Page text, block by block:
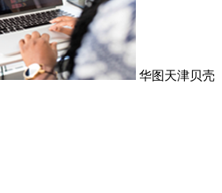
华图天津贝壳